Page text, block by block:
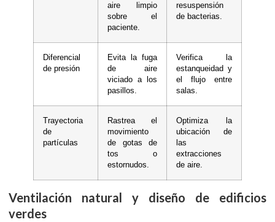
aire limpio
sobre el
paciente.
resuspensión
de bacterias.
Diferencial
de presión
Evita la fuga
de aire
viciado a los
pasillos.
Verifica la
estanqueidad y
el flujo entre
salas.
Trayectoria
de
partículas
Rastrea el
movimiento
de gotas de
tos o
estornudos.
Optimiza la
ubicación de
las
extracciones
de aire.
Ventilación natural y diseño de edificios
verdes